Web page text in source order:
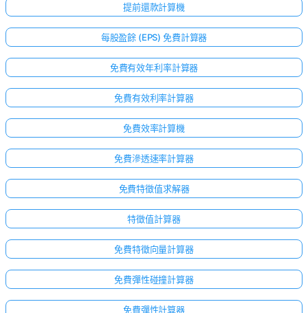
點擊
登
入！
提前還款計算機
每股盈餘 (EPS) 免費計算器
免費有效年利率計算器
免費有效利率計算器
免費效率計算機
免費滲透速率計算器
免費特徵值求解器
特徵值計算器
免費特徵向量計算器
免費彈性碰撞計算器
免費彈性計算器